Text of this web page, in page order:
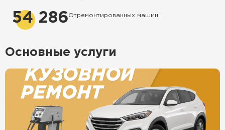
54 286Отремонтированных машин
Основные услуги